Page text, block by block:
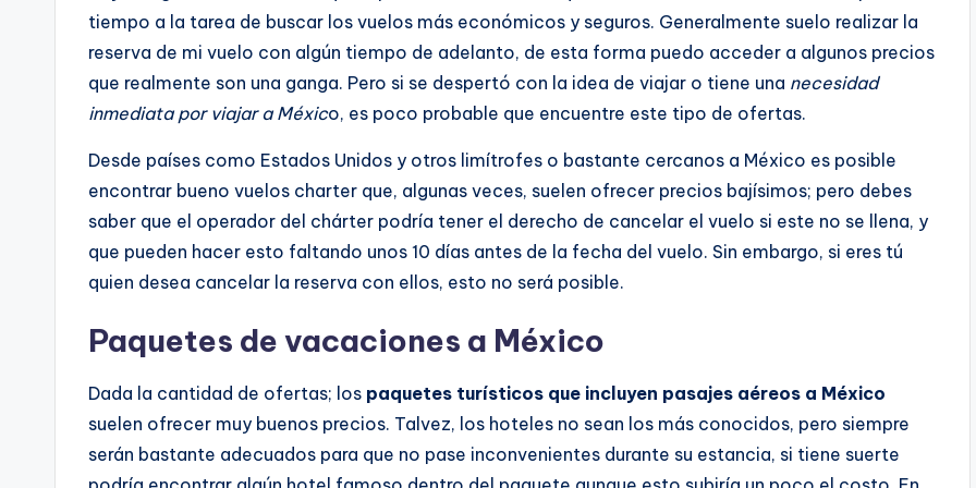
tiempo a la tarea de buscar los vuelos más económicos y seguros. Generalmente suelo realizar la
reserva de mi vuelo con algún tiempo de adelanto, de esta forma puedo acceder a algunos precios
que realmente son una ganga. Pero si se despertó con la idea de viajar o tiene una necesidad
inmediata por viajar a México, es poco probable que encuentre este tipo de ofertas.
Desde países como Estados Unidos y otros limítrofes o bastante cercanos a México es posible
encontrar bueno vuelos charter que, algunas veces, suelen ofrecer precios bajísimos; pero debes
saber que el operador del chárter podría tener el derecho de cancelar el vuelo si este no se llena, y
que pueden hacer esto faltando unos 10 días antes de la fecha del vuelo. Sin embargo, si eres tú
quien desea cancelar la reserva con ellos, esto no será posible.
Paquetes de vacaciones a México
Dada la cantidad de ofertas; los paquetes turísticos que incluyen pasajes aéreos a México
suelen ofrecer muy buenos precios. Talvez, los hoteles no sean los más conocidos, pero siempre
serán bastante adecuados para que no pase inconvenientes durante su estancia, si tiene suerte